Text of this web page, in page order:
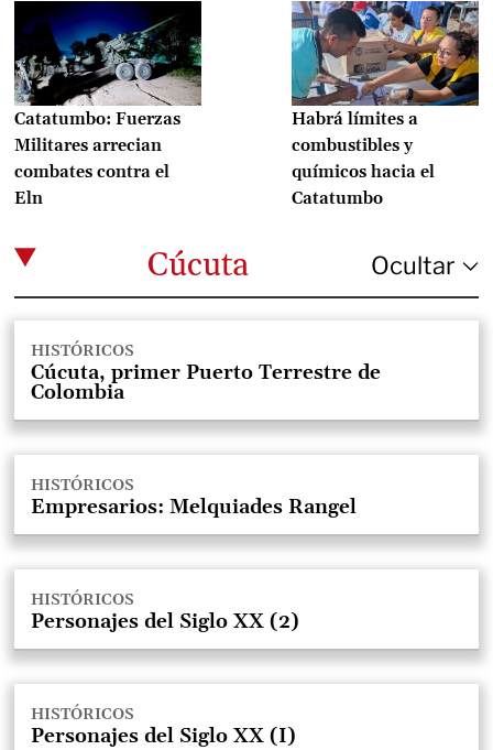
Catatumbo: Fuerzas
Militares arrecian
combates contra el
Eln
Habrá límites a
combustibles y
químicos hacia el
Catatumbo
Cúcuta
HISTÓRICOS
Cúcuta, primer Puerto Terrestre de
Colombia
HISTÓRICOS
Empresarios: Melquiades Rangel
HISTÓRICOS
Personajes del Siglo XX (2)
HISTÓRICOS
Personajes del Siglo XX (I)